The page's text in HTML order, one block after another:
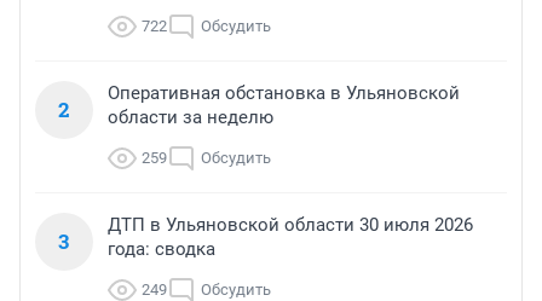
722 Обсудить
2
Оперативная обстановка в Ульяновской
области за неделю
259 Обсудить
3
ДТП в Ульяновской области 30 июля 2026
года: сводка
249 Обсудить